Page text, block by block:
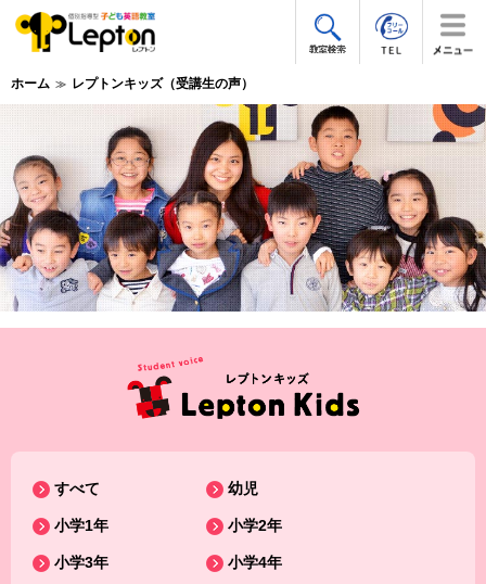
ホーム レプトンキッズ（受講生の声）
すべて 幼児
小学1年 小学2年
小学3年 小学4年